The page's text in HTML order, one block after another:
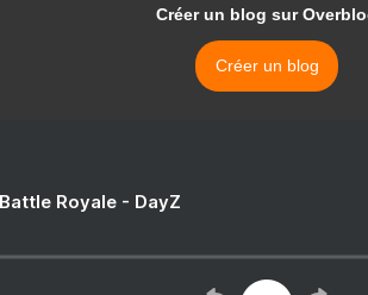
Créer un blog sur
Créer un blog
Royale - DayZ